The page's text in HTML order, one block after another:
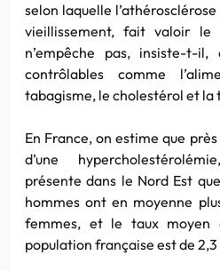
selon laquelle
vieillissement, fait valoir le
n’empêche pas, insiste-t-
contrôlables comme
tabagisme, le cholestérol et
En France, on estime que
d’une
présente dans le Nord Est
hommes ont en moyenne
femmes, et le taux moyen
population française est de